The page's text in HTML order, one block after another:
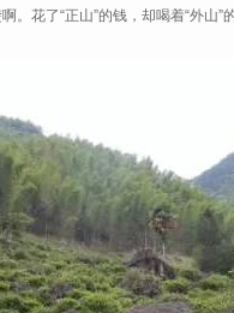
。花了“正山”的钱，却喝着“外山”